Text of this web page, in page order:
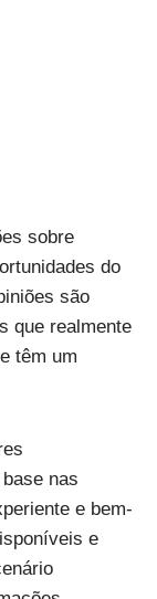
sobre
do
são
que realmente
têm um
nas
e bem-
e